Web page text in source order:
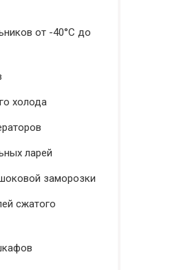
от -40°C до
холода
ларей
заморозки
сжатого